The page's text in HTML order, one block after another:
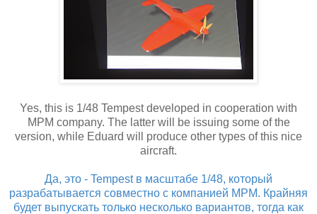
Yes, this is 1/48 Tempest developed in cooperation with
MPM company. The latter will be issuing some of the
version, while Eduard will produce other types of this nice
aircraft.
Да, это - Tempest в масштабе 1/48, который
разрабатывается совместно с компанией MPM. Крайняя
будет выпускать только несколько вариантов, тогда как